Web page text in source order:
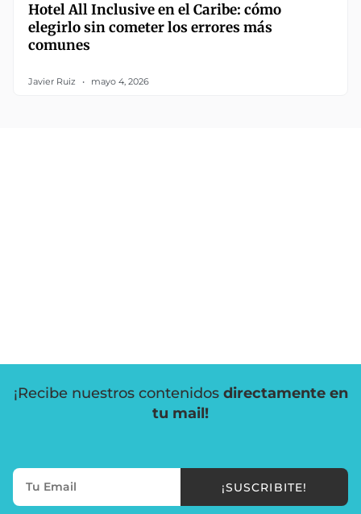
Hotel All Inclusive en el Caribe: cómo
elegirlo sin cometer los errores más
comunes
Javier Ruiz mayo 4, 2026
¡Recibe nuestros contenidos directamente en
tu mail!
¡SUSCRIBITE!